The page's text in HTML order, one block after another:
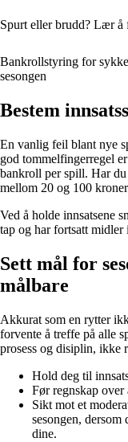
Spurt eller brudd? Lær å
Bankrollstyring for
sesongen
Bestem
En vanlig feil blant nye
god tommelfingerregel
bankroll per spill. Har
mellom 20 og 100
Ved å holde innsatsene
tap og har fortsatt midler
Sett mål for
målbare
Akkurat som en rytter
forvente å treffe på alle
prosess og disiplin, ikke
Hold deg til
Før regnskap
Sikt mot et
sesongen, dersom
dine.